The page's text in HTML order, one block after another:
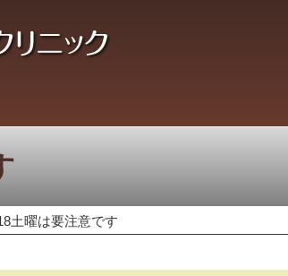
土曜は要注意です